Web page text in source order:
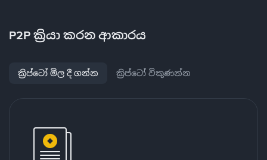
P2P ක්‍රියා කරන ආකාරය
ක්‍රිප්ටෝ මිල දී ගන්න ක්‍රිප්ටෝ විකුණන්න